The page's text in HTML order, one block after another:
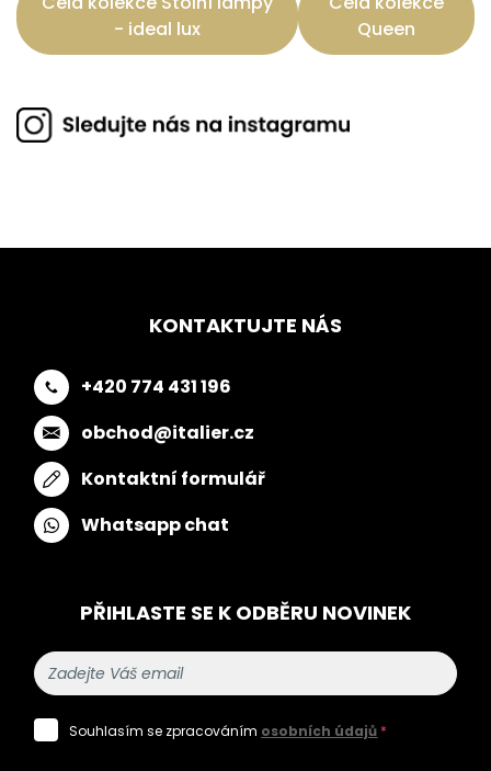
- ideal lux
Queen
KONTAKTUJTE NÁS
+420 774 431 196
obchod@italier.cz
Kontaktní formulář
Whatsapp chat
PŘIHLASTE SE K ODBĚRU NOVINEK
Souhlasím se zpracováním osobních údajů *